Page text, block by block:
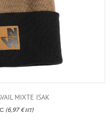
MIXTE ISAK
(6,97€HT)